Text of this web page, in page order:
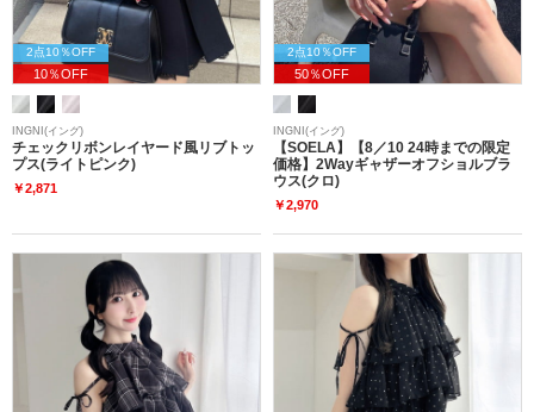
2点10％OFF
10％OFF
INGNI(イング)
チェックリボンレイヤード風リブトッ
プス(ライトピンク)
￥2,871
2点10％OFF
50％OFF
INGNI(イング)
【SOELA】【8／10 24時までの限定
価格】2Wayギャザーオフショルブラ
ウス(クロ)
￥2,970